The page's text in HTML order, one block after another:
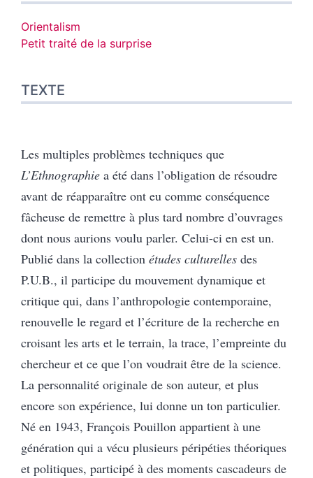
Orientalism
Petit traité de la surprise
TEXTE
Les multiples problèmes techniques que
L’Ethnographie a été dans l’obligation de résoudre
avant de réapparaître ont eu comme conséquence
fâcheuse de remettre à plus tard nombre d’ouvrages
dont nous aurions voulu parler. Celui-ci en est un.
Publié dans la collection études culturelles des
P.U.B., il participe du mouvement dynamique et
critique qui, dans l’anthropologie contemporaine,
renouvelle le regard et l’écriture de la recherche en
croisant les arts et le terrain, la trace, l’empreinte du
chercheur et ce que l’on voudrait être de la science.
La personnalité originale de son auteur, et plus
encore son expérience, lui donne un ton particulier.
Né en 1943, François Pouillon appartient à une
génération qui a vécu plusieurs péripéties théoriques
et politiques, participé à des moments cascadeurs de